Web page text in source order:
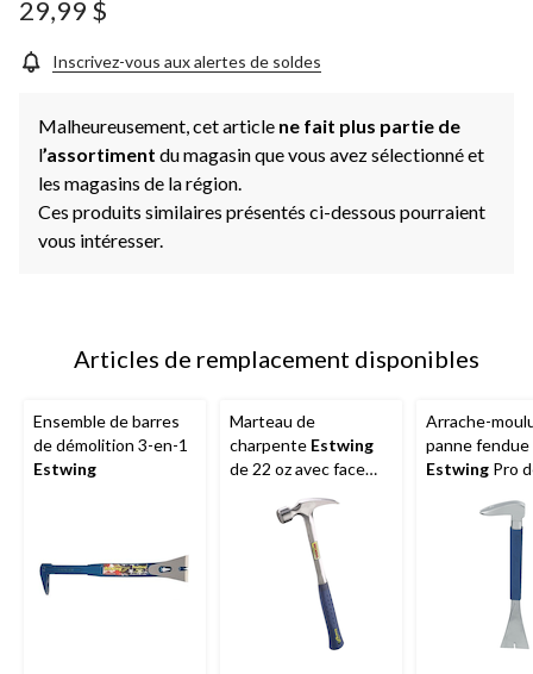
29,99 $
Inscrivez-vous aux alertes de soldes
Malheureusement, cet article ne fait plus partie de
l’assortiment du magasin que vous avez sélectionné et
les magasins de la région.
Ces produits similaires présentés ci-dessous pourraient
vous intéresser.
Articles de remplacement disponibles
Ensemble de barres
de démolition 3-en-1
Estwing
Marteau de
charpente Estwing
de 22 oz avec face
Arrache-
panne fendue
Estwing Pro
coussinée,